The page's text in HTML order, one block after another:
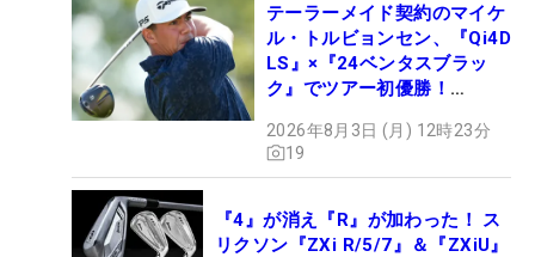
テーラーメイド契約のマイケ
ル・トルビョンセン、『Qi4D
LS』×『24ベンタスブラッ
ク』でツアー初優勝！
2026年8月3日 (月) 12時23分
19
『4』が消え『R』が加わった！ ス
リクソン『ZXi R/5/7』＆『ZXiU』